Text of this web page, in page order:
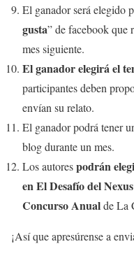
El ganador será elegido
gusta” de facebook que
mes siguiente.
El ganador elegirá el
participantes deben
envían su relato.
El ganador podrá tener
blog durante un mes.
Los autorespodrán
en El Desafío del
Concurso Anualde La
¡Así que apresúrense a